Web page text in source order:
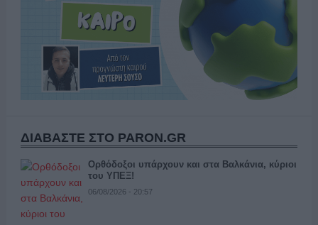
ΔΙΑΒΑΣΤΕ ΣΤΟ PARON.GR
Ορθόδοξοι υπάρχουν και στα Βαλκάνια, κύριοι
του ΥΠΕΞ!
06/08/2026 - 20:57